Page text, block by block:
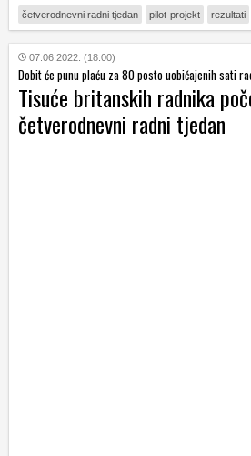
četverodnevni radni tjedan pilot-projekt rezultati
07.06.2022. (18:00)
Dobit će punu plaću za 80 posto uobičajenih sati
Tisuće britanskih radnika
četverodnevni radni tjedan